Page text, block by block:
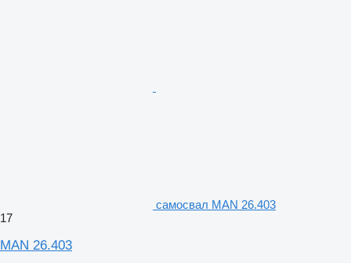
самосвал MAN 26.403
17
MAN 26.403